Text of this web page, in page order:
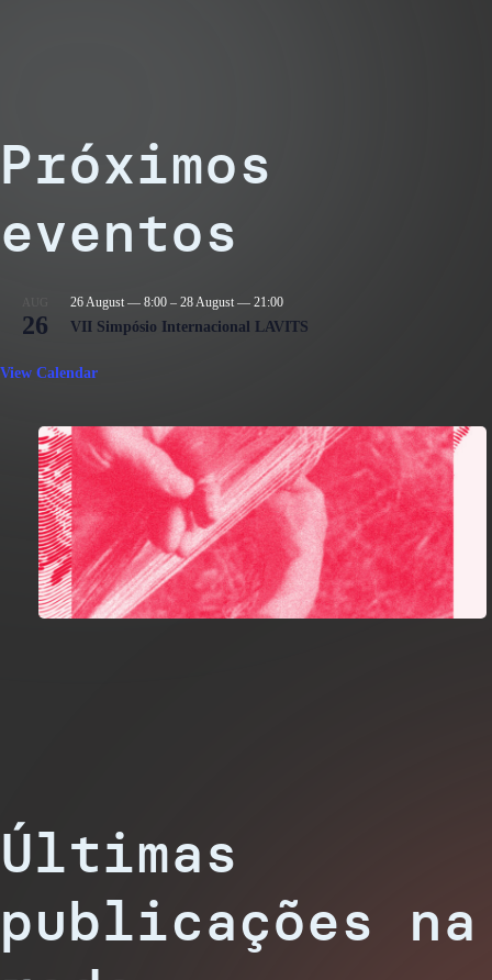
Próximos
eventos
26
26 August — 8:00 – 28 August — 21:00
VII Simpósio Internacional LAVITS
View Calendar
Últimas
publicações na